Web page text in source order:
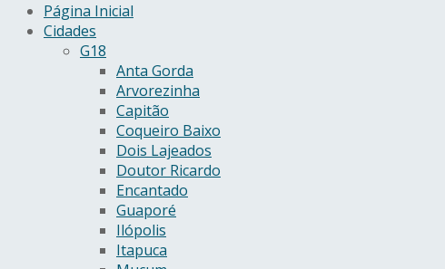
Página Inicial
Cidades
G18
Anta Gorda
Arvorezinha
Capitão
Coqueiro Baixo
Dois Lajeados
Doutor Ricardo
Encantado
Guaporé
Ilópolis
Itapuca